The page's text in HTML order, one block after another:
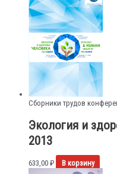
Сборники трудов
Экология и
2013
633,00 ₽ В корзину